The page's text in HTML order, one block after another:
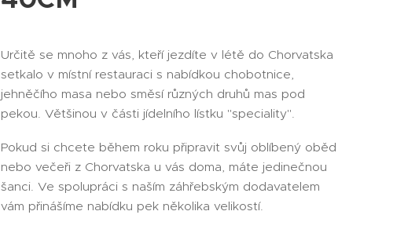
Určitě se mnoho z vás, kteří jezdíte v létě do Chorvatska
setkalo v místní restauraci s nabídkou chobotnice,
jehněčího masa nebo směsí různých druhů mas pod
pekou. Většinou v části jídelního lístku "speciality".
Pokud si chcete během roku připravit svůj oblíbený oběd
nebo večeři z Chorvatska u vás doma, máte jedinečnou
šanci. Ve spolupráci s naším záhřebským dodavatelem
vám přinášíme nabídku pek několika velikostí.